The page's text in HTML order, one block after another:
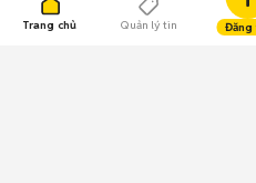
Trang chủ Quản lý tin Đăng